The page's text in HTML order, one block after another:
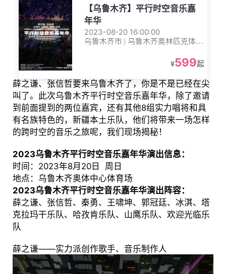
【乌鲁木齐】平行时空音乐嘉
年华
2023-08-20 16:00:00
乌鲁木齐市 | 乌鲁木齐奥林匹克体育
¥599起
薛之谦、张信哲要来乌鲁木齐了，你是不是已经在尖
叫了。此次乌鲁木齐平行时空音乐嘉年华，除了邀请
到前面提到的两位嘉宾，还有其他8组实力唱将和具
有名族特色的，新疆本土乐队，他们将带来一场怎样
的跨时空的音乐之旅呢，我们现场揭秘！
2023乌鲁木齐平行时空音乐嘉年华演出信息：
时间：2023年8月20日 周日
地点：乌鲁木齐奥体中心体育场
2023乌鲁木齐平行时空音乐嘉年华演出阵容：
薛之谦、张信哲、秦勇、王啸坤、郭冠廷、冰淇、塔
克拉玛干乐队、哈孜肯乐队、山鹰乐队、欢迎光临乐
队
薛之谦——实力派创作歌手、音乐制作人